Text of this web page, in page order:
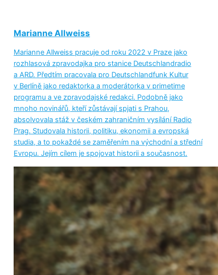
Marianne Allweiss
Marianne Allweiss pracuje od roku 2022 v Praze jako
rozhlasová zpravodajka pro stanice Deutschlandradio
a ARD. Předtím pracovala pro Deutschlandfunk Kultur
v Berlíně jako redaktorka a moderátorka v primetime
programu a ve zpravodajské redakci. Podobně jako
mnoho novinářů, kteří zůstávají spjati s Prahou,
absolvovala stáž v českém zahraničním vysílání Radio
Prag. Studovala historii, politiku, ekonomii a evropská
studia, a to pokaždé se zaměřením na východní a střední
Evropu. Jejím cílem je spojovat historii a současnost.